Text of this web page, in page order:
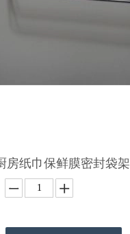
房纸巾保鲜膜密封袋架